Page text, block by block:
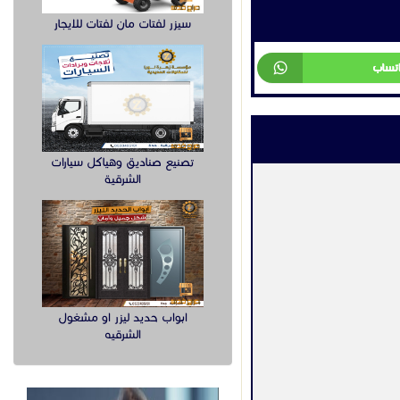
سيزر لفتات مان لفتات للايجار
تصنيع صناديق وهياكل سيارات
الشرقية
ابواب حديد ليزر او مشغول
الشرقيه